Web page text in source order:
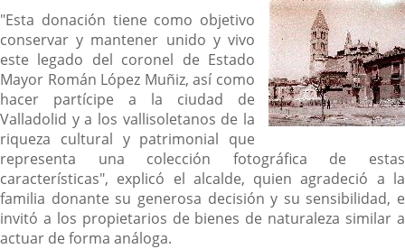
"Esta donación tiene como objetivo
conservar y mantener unido y vivo
este legado del coronel de Estado
Mayor Román López Muñiz, así como
hacer partícipe a la ciudad de
Valladolid y a los vallisoletanos de la
riqueza cultural y patrimonial que
representa una colección fotográfica de estas
características", explicó el alcalde, quien agradeció a la
familia donante su generosa decisión y su sensibilidad, e
invitó a los propietarios de bienes de naturaleza similar a
actuar de forma análoga.